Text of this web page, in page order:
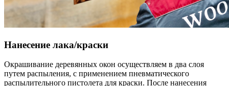
Нанесение лака/краски
Окрашивание деревянных окон осуществляем в два слоя
путем распыления, с применением пневматического
распылительного пистолета для краски. После нанесения